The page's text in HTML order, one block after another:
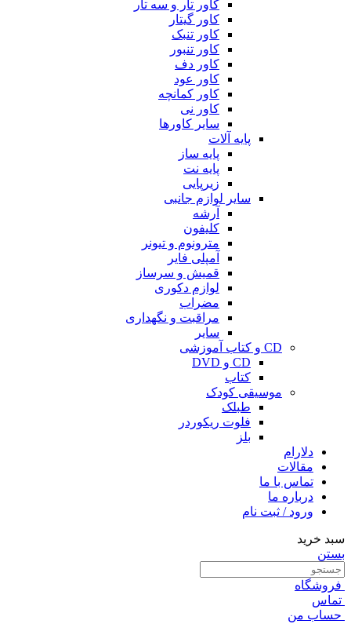
کاور تار و سه تار
کاور گیتار
کاور تنبک
کاور تنبور
کاور دف
کاور عود
کاور کمانچه
کاور نی
سایر کاورها
پایه آلات
پایه ساز
پایه نت
زیرپایی
سایر لوازم جانبی
آرشه
کلیفون
مترونوم و تیونر
آمپلی فایر
قمیش و سرساز
لوازم دکوری
مضراب
مراقبت و نگهداری
سایر
CD و کتاب آموزشی
CD و DVD
کتاب
موسیقی کودک
طبلک
فلوت ریکوردر
بلز
دلارام
مقالات
تماس با ما
درباره ما
ورود / ثبت نام
سبد خرید
بستن
فروشگاه
تماس
حساب من